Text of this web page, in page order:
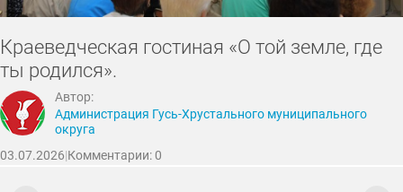
Краеведческая гостиная «О той земле, где
ты родился».
Автор:
Администрация Гусь-Хрустального муниципального
округа
03.07.2026|Комментарии: 0